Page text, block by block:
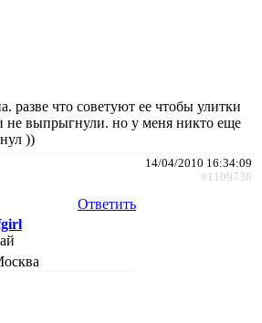
разве что советуют ее чтобы улитки
не выпрыгнули. но у меня никто еще
))
14/04/2010 16:34:09
#1109738
Ответить